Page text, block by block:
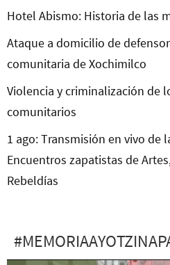
Hotel Abismo: Historia de las
Ataque a domicilio de
comunitaria de Xochimilco
Violencia y criminalización de
comunitarios
1 ago: Transmisión en vivo de
Encuentros zapatistas de
Rebeldías